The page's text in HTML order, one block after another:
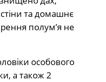
та домашнє
полум’я не
особового
а також 2